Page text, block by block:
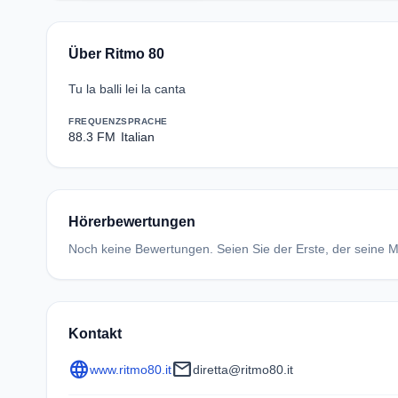
Über Ritmo 80
Tu la balli lei la canta
FREQUENZ
88.3 FM
SPRACHE
Italian
Hörerbewertungen
Noch keine Bewertungen. Seien Sie der Erste, der seine
Kontakt
languagewww.ritmo80.itmaildiretta@ritmo80.it